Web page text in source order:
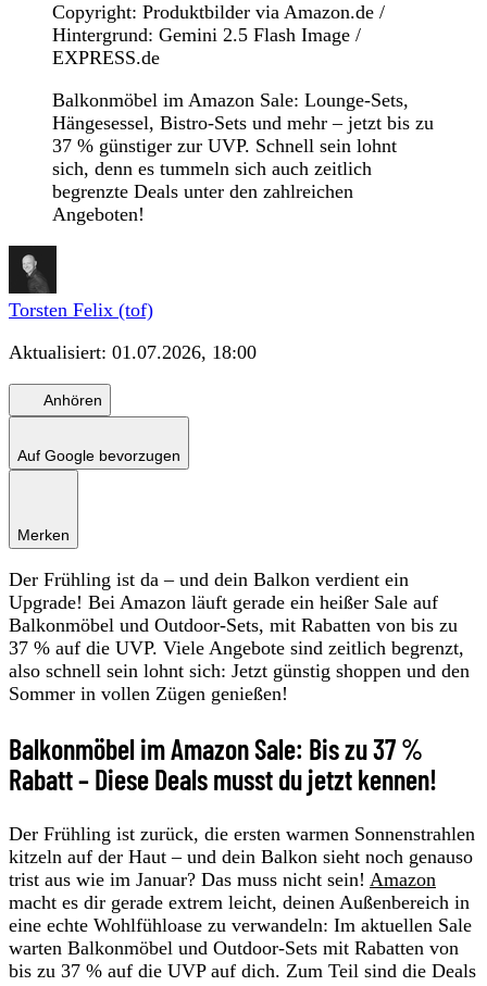
Copyright: Produktbilder via Amazon.de /
Hintergrund: Gemini 2.5 Flash Image /
EXPRESS.de
Balkonmöbel im Amazon Sale: Lounge-Sets,
Hängesessel, Bistro-Sets und mehr – jetzt bis zu
37 % günstiger zur UVP. Schnell sein lohnt
sich, denn es tummeln sich auch zeitlich
begrenzte Deals unter den zahlreichen
Angeboten!
Torsten Felix (tof)
Aktualisiert: 01.07.2026, 18:00
Anhören
Auf Google bevorzugen
Merken
Der Frühling ist da – und dein Balkon verdient ein
Upgrade! Bei Amazon läuft gerade ein heißer Sale auf
Balkonmöbel und Outdoor-Sets, mit Rabatten von bis zu
37 % auf die UVP. Viele Angebote sind zeitlich begrenzt,
also schnell sein lohnt sich: Jetzt günstig shoppen und den
Sommer in vollen Zügen genießen!
Balkonmöbel im Amazon Sale: Bis zu 37 %
Rabatt – Diese Deals musst du jetzt kennen!
Der Frühling ist zurück, die ersten warmen Sonnenstrahlen
kitzeln auf der Haut – und dein Balkon sieht noch genauso
trist aus wie im Januar? Das muss nicht sein! Amazon
macht es dir gerade extrem leicht, deinen Außenbereich in
eine echte Wohlfühloase zu verwandeln: Im aktuellen Sale
warten Balkonmöbel und Outdoor-Sets mit Rabatten von
bis zu 37 % auf die UVP auf dich. Zum Teil sind die Deals